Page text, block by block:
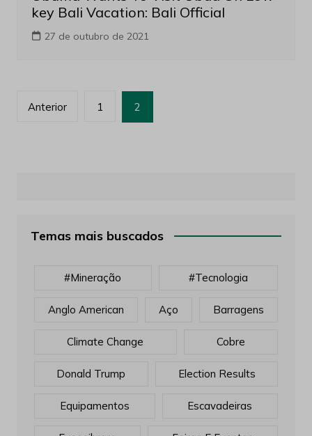
key Bali Vacation: Bali Official
27 de outubro de 2021
Paginação
Anterior 1 2
Temas mais buscados
#mineração #tecnologia
Anglo American Aço Barragens
Climate Change Cobre
Donald Trump Election Results
Equipamentos Escavadeiras